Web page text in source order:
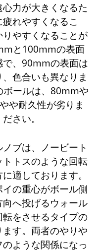
力が大きくなるた
れやすくなるこ
やすくなることが
と100mmの表面
で、90mmの表面は
色合いも異なりま
ールは、80mmや
や耐久性が劣りま
さい。
ブは、ノービート
トスのような回転
適しております。
の重心がボール側
へ投げるウォール
をさせるタイプの
ます。両者のやりや
ような関係になっ